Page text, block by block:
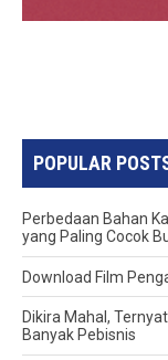
POPULAR
Perbedaan Bahan
yang Paling Cocok
Download Film
Dikira Mahal,
Banyak Pebisnis